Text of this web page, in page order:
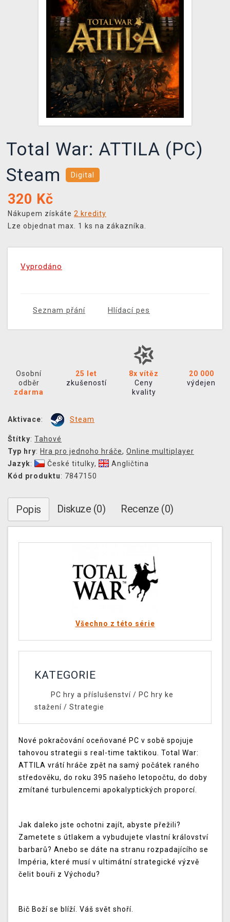
XZONE KLUB
TCG & BOARDGAME HUB
VÝKUP HER (BAZAR)
Total War: ATTILA (PC)
Steam
Digital
320 Kč
Nákupem získáte 2 kredity
Lze objednat max. 1 ks na zákazníka.
Vyprodáno
Seznam přání Hlídací pes
Osobní
odběr
zdarma
25 let
zkušeností
8x vítěz
Ceny
kvality
20 000
výdejen
Aktivace: Steam
Štítky: Tahové
Typ hry: Hra pro jednoho hráče, Online multiplayer
Jazyk: České titulky,
Angličtina
Kód produktu: 7847150
Popis Diskuze (0) Recenze (0)
Všechno z této série
KATEGORIE
PC hry a příslušenství/ PC hry ke
stažení / Strategie
Nové pokračování oceňované PC v sobě spojuje
tahovou strategii s real-time taktikou. Total War:
ATTILA vrátí hráče zpět na samý počátek raného
středověku, do roku 395 našeho letopočtu, do doby
zmítané turbulencemi apokalyptických proporcí.
Jak daleko jste ochotni zajít, abyste přežili?
Zametete s útlakem a vybudujete vlastní království
barbarů? Anebo se dáte na stranu rozpadajícího se
Impéria, které musí v ultimátní strategické výzvě
čelit bouři z Východu?
Bič Boží se blíží. Váš svět shoří.